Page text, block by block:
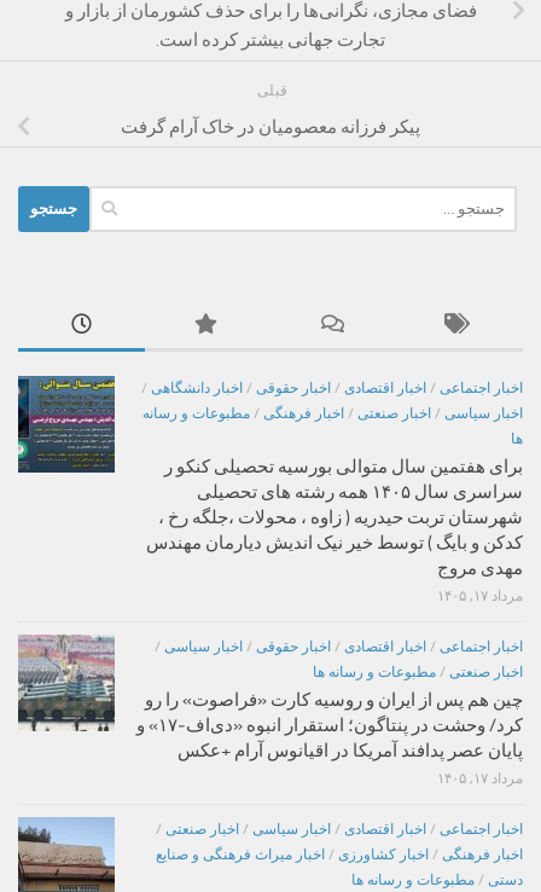
فضای مجازی، نگرانی‌ها را برای حذف کشورمان از بازار و
تجارت جهانی بیشتر کرده است.
قبلی
پیکر فرزانه معصومیان در خاک آرام گرفت
برای:
اخبار اجتماعی / اخبار اقتصادی / اخبار حقوقی / اخبار دانشگاهی /
اخبار سیاسی / اخبار صنعتی / اخبار فرهنگی / مطبوعات و رسانه
ها
برای هفتمین سال متوالی بورسیه تحصیلی کنکو ر
سراسری سال ۱۴۰۵ همه رشته های تحصیلی
شهرستان تربت حیدریه ( زاوه ، محولات ،جلگه رخ ،
کدکن و بایگ ) توسط خیر نیک اندیش دیارمان مهندس
مهدی مروج
مرداد ۱۷, ۱۴۰۵
اخبار اجتماعی / اخبار اقتصادی / اخبار حقوقی / اخبار سیاسی /
اخبار صنعتی / مطبوعات و رسانه ها
چین هم پس از ایران و روسیه کارت «فراصوت» را رو
کرد/ وحشت در پنتاگون؛ استقرار انبوه «دی‌اف‑۱۷» و
پایان عصر پدافند آمریکا در اقیانوس آرام +عکس
مرداد ۱۷, ۱۴۰۵
اخبار اجتماعی / اخبار اقتصادی / اخبار سیاسی / اخبار صنعتی /
اخبار فرهنگی / اخبار کشاورزی / اخبار میراث فرهنگی و صنایع
دستی / مطبوعات و رسانه ها